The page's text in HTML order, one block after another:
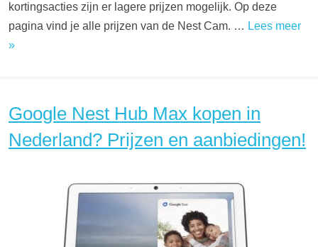
kortingsacties zijn er lagere prijzen mogelijk. Op deze
pagina vind je alle prijzen van de Nest Cam. … Lees meer
»
Google Nest Hub Max kopen in
Nederland? Prijzen en aanbiedingen!